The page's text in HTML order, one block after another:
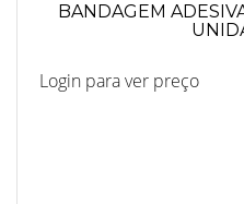
BANDAGEM
Login para ver preço